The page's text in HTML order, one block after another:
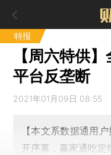
特报
【周六特供
平台反垄断
2021年01月09日 08:55
【本文系数据通用
开序幕，赢家通吃定